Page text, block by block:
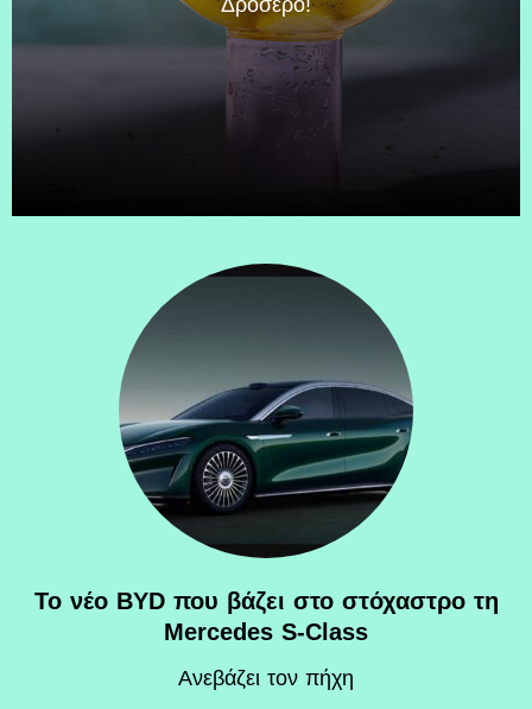
Το νέο BYD που βάζει στο στόχαστρο τη
Mercedes S-Class
Ανεβάζει τον πήχη